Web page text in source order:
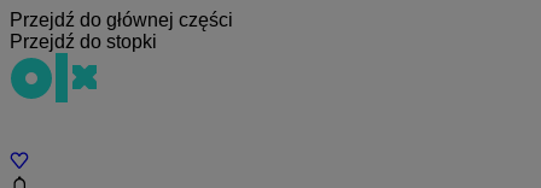
Przejdź do głównej części
Przejdź do stopki